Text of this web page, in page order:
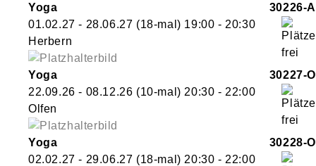
Yoga
30226-A
01.02.27 - 28.06.27 (18-mal) 19:00 - 20:30
Herbern
Yoga
30227-O
22.09.26 - 08.12.26 (10-mal) 20:30 - 22:00
Olfen
Yoga
30228-O
02.02.27 - 29.06.27 (18-mal) 20:30 - 22:00